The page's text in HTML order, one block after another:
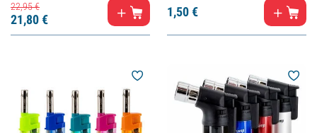
22,95€
21,80€
1,50€